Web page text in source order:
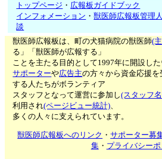
トップページ ・ 広報板ガイドブック
インフォメーション ・獣医師広報板管理
談
獣医師広報板は、町の犬猫病院の獣医師(
る」「獣医師が広報する」
ことを主たる目的として1997年に開設し
サポーターや広告主の方々から資金応援を
する人たちがボランティア
スタッフとなって運営に参加し(スタッフ
利用され(ページビュー統計)、
多くの人々に支えられています。
獣医師広報板へのリンク ・サポーター募
集・ プライバシー